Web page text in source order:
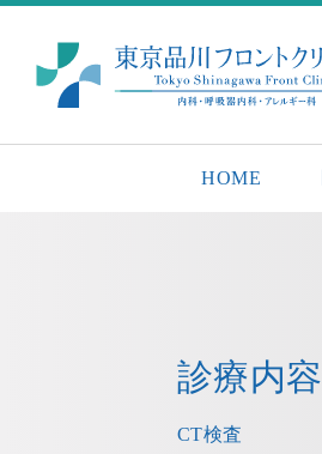
HOME
診療内容
CT検査